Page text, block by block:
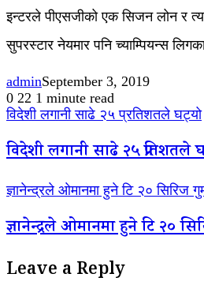
इन्टरले पीएसजीको एक सिजन लोन र
सुपरस्टार नेयमार पनि च्याम्पियन्स
adminSeptember 3, 2019
0 22 1 minute read
विदेशी लगानी साढे २५ प्रतिशतले घट्यो
विदेशी लगानी साढे २५ प्रतिशतले
ज्ञानेन्द्रले ओमानमा हुने टि २० सिरिज
ज्ञानेन्द्रले ओमानमा हुने टि २०
Leave a Reply